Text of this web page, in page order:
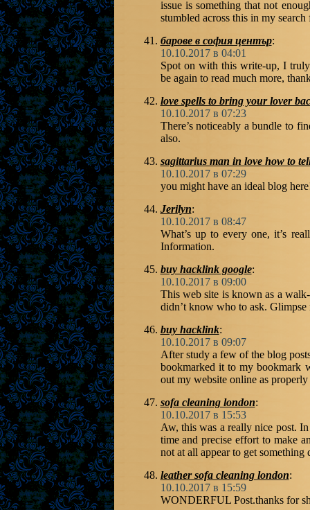
issue is something that not
stumbled across this in my
барове в софия център:
10.10.2017 в 04:01
Spot on with this write-up, I
be again to read much more,
love spells to bring your lover
10.10.2017 в 07:23
There’s noticeably a bundle to
also.
sagittarius man in love how to
10.10.2017 в 07:29
you might have an ideal blog
Jerilyn:
10.10.2017 в 08:47
What’s up to every one, it’s
Information.
buy hacklink google:
10.10.2017 в 09:00
This web site is known as a
didn’t know who to ask.
buy hacklink:
10.10.2017 в 09:07
After study a few of the blog
bookmarked it to my bookmark
out my website online as
sofa cleaning london:
10.10.2017 в 15:53
Aw, this was a really nice post.
time and precise effort to make
not at all appear to get something
leather sofa cleaning london:
10.10.2017 в 15:59
WONDERFUL Post.thanks for